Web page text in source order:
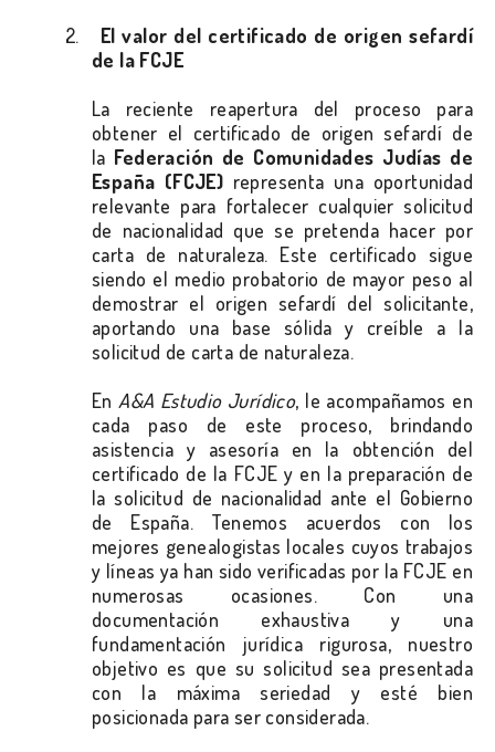
2.
El valor del certificado de origen sefardí
de la FCJE
La reciente reapertura del proceso para
obtener el certificado de origen sefardí de
la Federación de Comunidades Judías de
España (FCJE) representa una oportunidad
relevante para fortalecer cualquier solicitud
de nacionalidad que se pretenda hacer por
carta de naturaleza. Este certificado sigue
siendo el medio probatorio de mayor peso al
demostrar el origen sefardí del solicitante,
aportando una base sólida y creíble a la
solicitud de carta de naturaleza.
EnA&A Estudio Jurídico, le acompañamos en
cada paso de este proceso, brindando
asistencia y asesoría en la obtención del
certificado de la FCJE y en la preparación de
la solicitud de nacionalidad ante el Gobierno
de España. Tenemos acuerdos con los
mejores genealogistas locales cuyos trabajos
y líneas ya han sido verificadas por la FCJE en
numerosas ocasiones. Con una
documentación exhaustiva y una
fundamentación jurídica rigurosa, nuestro
objetivo es que su solicitud sea presentada
con la máxima seriedad y esté bien
posicionada para ser considerada.